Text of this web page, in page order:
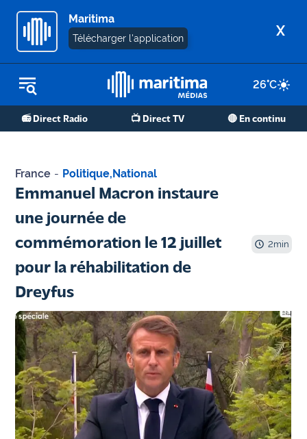
Maritima
Télécharger l'application X
26°C
📻 Direct Radio 📺 Direct TV 🔴 En continu
REPLAY RADIO
REPLAY TV
Martigues
de Berre
Marseille
- Aix
OM
Agenda
Faits
divers
Sports
France - Politique,National
Emmanuel Macron instaure
une journée de
commémoration le 12 juillet
pour la réhabilitation de
Dreyfus
2min